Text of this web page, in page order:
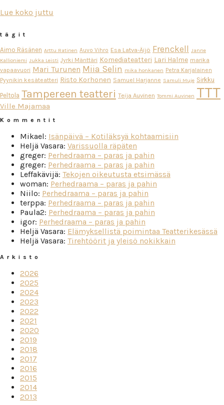
Lue koko juttu
tägit
Aimo Räsänen Arttu Ratinen Auvo Vihro Esa Latva-Äijö Frenckell Janne
Kallioniemi Jukka Leisti Jyrki Mänttäri Komediateatteri Lari Halme marika
vapaavuori Mari Turunen Miia Selin mika honkanen Petra Karjalainen
Pyynikin kesäteatteri Risto Korhonen Samuel Harjanne Samuli Muje Sirkku
Peltola Tampereen teatteri Teija Auvinen Tommi Auvinen TTT
Ville Majamaa
Kommentit
Mikael: Isänpäivä – Kotiläksyä kohtaamisiin
Heljä Vasara: Varissuolla räpäten
greger: Perhedraama – paras ja pahin
greger: Perhedraama – paras ja pahin
Leffakävijä: Tekojen oikeutusta etsimässä
woman: Perhedraama – paras ja pahin
Niilo: Perhedraama – paras ja pahin
terppa: Perhedraama – paras ja pahin
Paula2: Perhedraama – paras ja pahin
igor: Perhedraama – paras ja pahin
Heljä Vasara: Elämyksellistä poimintaa Teatterikesässä
Heljä Vasara: Tirehtöörit ja yleisö nokikkain
Arkisto
2026
2025
2024
2023
2022
2021
2020
2019
2018
2017
2016
2015
2014
2013